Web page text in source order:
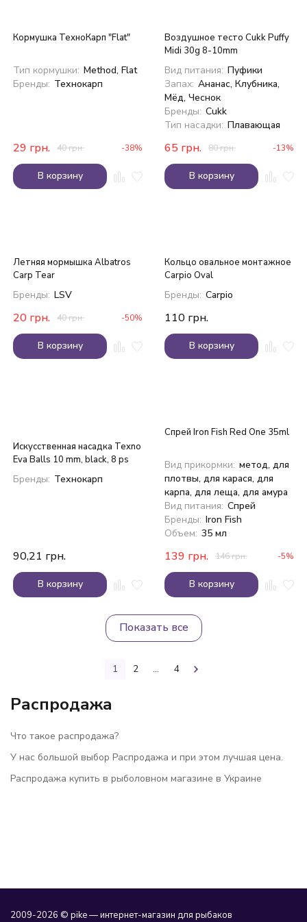
Кормушка ТехноКарп "Flat"
Тип кормушки: Method, Flat
Бренды: Технокарп
29 грн. 40грн. -38%
В корзину
Воздушное тесто Cukk Puffy
Midi 30g 8-10mm
Вид питания: Пуфики
Запах: Ананас, Клубника,
Мёд, Чеснок
Бренды: Cukk
Тип насадки: Плавающая
65 грн. 80грн. -13%
В корзину
Летняя мормышка Albatros
Carp Tear
Бренды: LSV
20 грн. 40грн. -50%
В корзину
Кольцо овальное монтажное
Carpio Oval
Бренды: Carpio
110 грн.
В корзину
Искусственная насадка Texno
Eva Balls 10 mm, black, 8 ps
Бренды: Технокарп
90,21 грн.
В корзину
Спрей Iron Fish Red One 35ml
Вид прикормки: метод, для
плотвы, для карася, для
карпа, для леща, для амура
Вид питания: Спрей
Бренды: Iron Fish
Объем: 35 мл
139 грн. 146грн. -5%
В корзину
Показать все
1 2 ... 4
Распродажа
Что такое распродажа?
У нас большой выбор Распродажа и при этом лучшая цена.
Распродажа купить в рыболовном магазине в Украине
2009-2026 © pike — интернет-магазин для рыбаков